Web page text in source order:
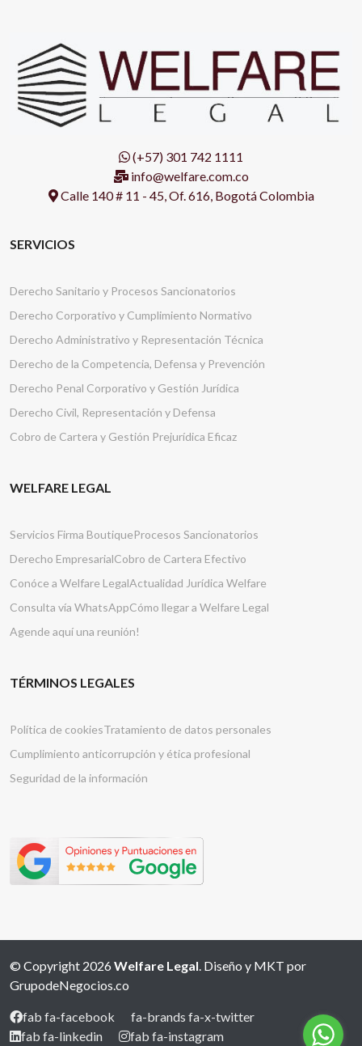
(+57) 301 742 1111
info@welfare.com.co
Calle 140 # 11 - 45, Of. 616, Bogotá Colombia
SERVICIOS
Derecho Sanitario y Procesos Sancionatorios
Derecho Corporativo y Cumplimiento Normativo
Derecho Administrativo y Representación Técnica
Derecho de la Competencia, Defensa y Prevención
Derecho Penal Corporativo y Gestión Jurídica
Derecho Civil, Representación y Defensa
Cobro de Cartera y Gestión Prejurídica Eficaz
WELFARE LEGAL
Servicios Firma BoutiqueProcesos Sancionatorios
Derecho EmpresarialCobro de Cartera Efectivo
Conóce a Welfare LegalActualidad Jurídica Welfare
Consulta vía WhatsAppCómo llegar a Welfare Legal
Agende aquí una reunión!
TÉRMINOS LEGALES
Política de cookiesTratamiento de datos personales
Cumplimiento anticorrupción y ética profesional
Seguridad de la información
© Copyright 2026 Welfare Legal . Diseño y MKT por
GrupodeNegocios.co
fab fa-facebook
fa-brands fa-x-twitter
fab fa-linkedin
fab fa-instagram